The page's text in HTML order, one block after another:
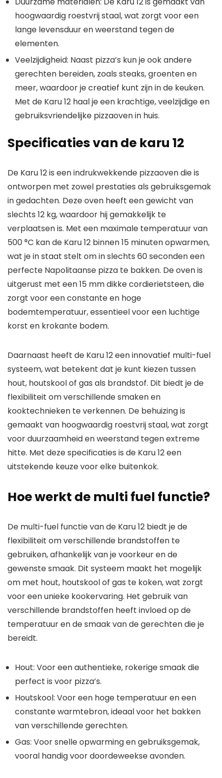
hoogwaardig roestvrij staal, wat zorgt voor een
lange levensduur en weerstand tegen de
elementen.
Veelzijdigheid: Naast pizza’s kun je ook andere
gerechten bereiden, zoals steaks, groenten en
meer, waardoor je creatief kunt zijn in de keuken.
Met de Karu 12 haal je een krachtige, veelzijdige en
gebruiksvriendelijke pizzaoven in huis.
Specificaties van de karu 12
De Karu 12 is een indrukwekkende pizzaoven die is
ontworpen met zowel prestaties als gebruiksgemak
in gedachten. Deze oven heeft een gewicht van
slechts 12 kg, waardoor hij gemakkelijk te
verplaatsen is. Met een maximale temperatuur van
500 °C kan de Karu 12 binnen 15 minuten opwarmen,
wat je in staat stelt om in slechts 60 seconden een
perfecte Napolitaanse pizza te bakken. De oven is
uitgerust met een 15 mm dikke cordierietsteen, die
zorgt voor een constante en hoge
bodemtemperatuur, essentieel voor een luchtige
korst en krokante bodem.
Daarnaast heeft de Karu 12 een innovatief multi-fuel
systeem, wat betekent dat je kunt kiezen tussen
hout, houtskool of gas als brandstof. Dit biedt je de
flexibiliteit om verschillende smaken en
kooktechnieken te verkennen. De behuizing is
gemaakt van hoogwaardig roestvrij staal, wat zorgt
voor duurzaamheid en weerstand tegen extreme
hitte. Met deze specificaties is de Karu 12 een
uitstekende keuze voor elke buitenkok.
Hoe werkt de multi fuel functie?
De multi-fuel functie van de Karu 12 biedt je de
flexibiliteit om verschillende brandstoffen te
gebruiken, afhankelijk van je voorkeur en de
gewenste smaak. Dit systeem maakt het mogelijk
om met hout, houtskool of gas te koken, wat zorgt
voor een unieke kookervaring. Het gebruik van
verschillende brandstoffen heeft invloed op de
temperatuur en de smaak van de gerechten die je
bereidt.
Hout: Voor een authentieke, rokerige smaak die
perfect is voor pizza’s.
Houtskool: Voor een hoge temperatuur en een
constante warmtebron, ideaal voor het bakken
van verschillende gerechten.
Gas: Voor snelle opwarming en gebruiksgemak,
vooral handig voor doordeweekse avonden.